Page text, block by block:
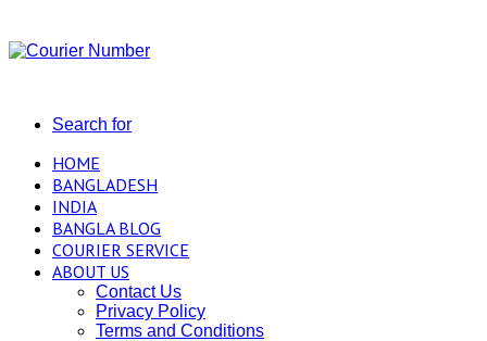
Search for
HOME
BANGLADESH
INDIA
BANGLA BLOG
COURIER SERVICE
ABOUT US
Contact Us
Privacy Policy
Terms and Conditions